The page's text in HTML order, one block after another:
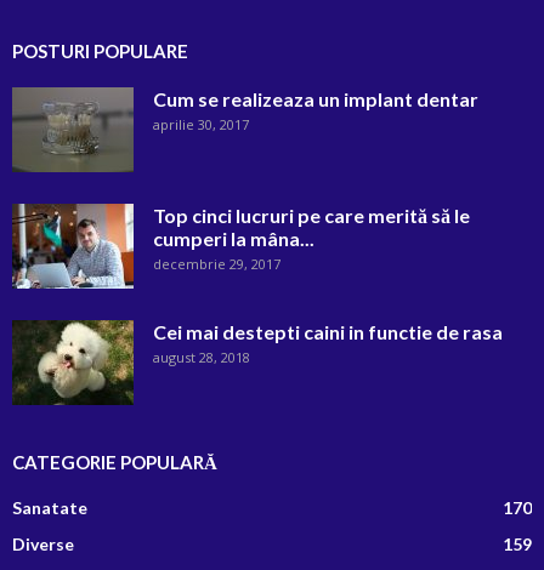
POSTURI POPULARE
Cum se realizeaza un implant dentar
aprilie 30, 2017
Top cinci lucruri pe care merită să le
cumperi la mâna...
decembrie 29, 2017
Cei mai destepti caini in functie de rasa
august 28, 2018
CATEGORIE POPULARĂ
Sanatate
170
Diverse
159